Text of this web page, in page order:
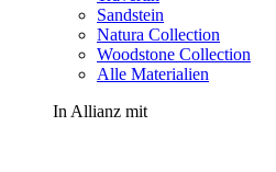
Sandstein
Natura Collection
Woodstone Collection
Alle Materialien
In Allianz mit